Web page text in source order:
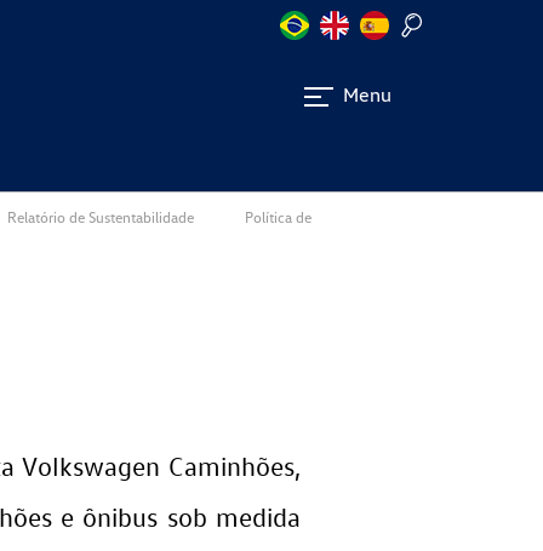
Menu
Relatório de Sustentabilidade
Política de
Volkswagen Caminhões,
e ônibus sob medida